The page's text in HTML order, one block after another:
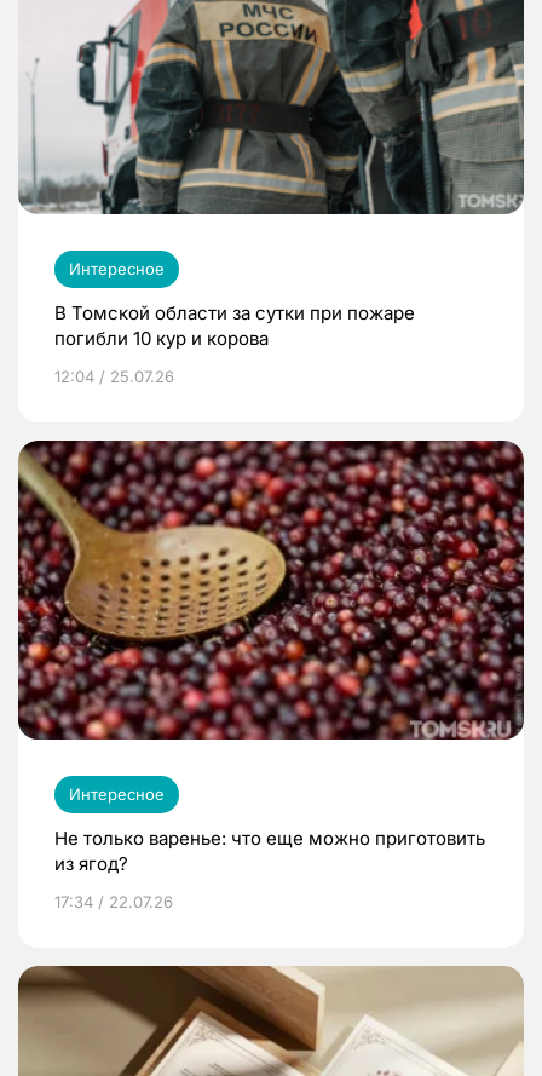
Интересное
В Томской области за сутки при пожаре
погибли 10 кур и корова
12:04 / 25.07.26
Интересное
Не только варенье: что еще можно приготовить
из ягод?
17:34 / 22.07.26